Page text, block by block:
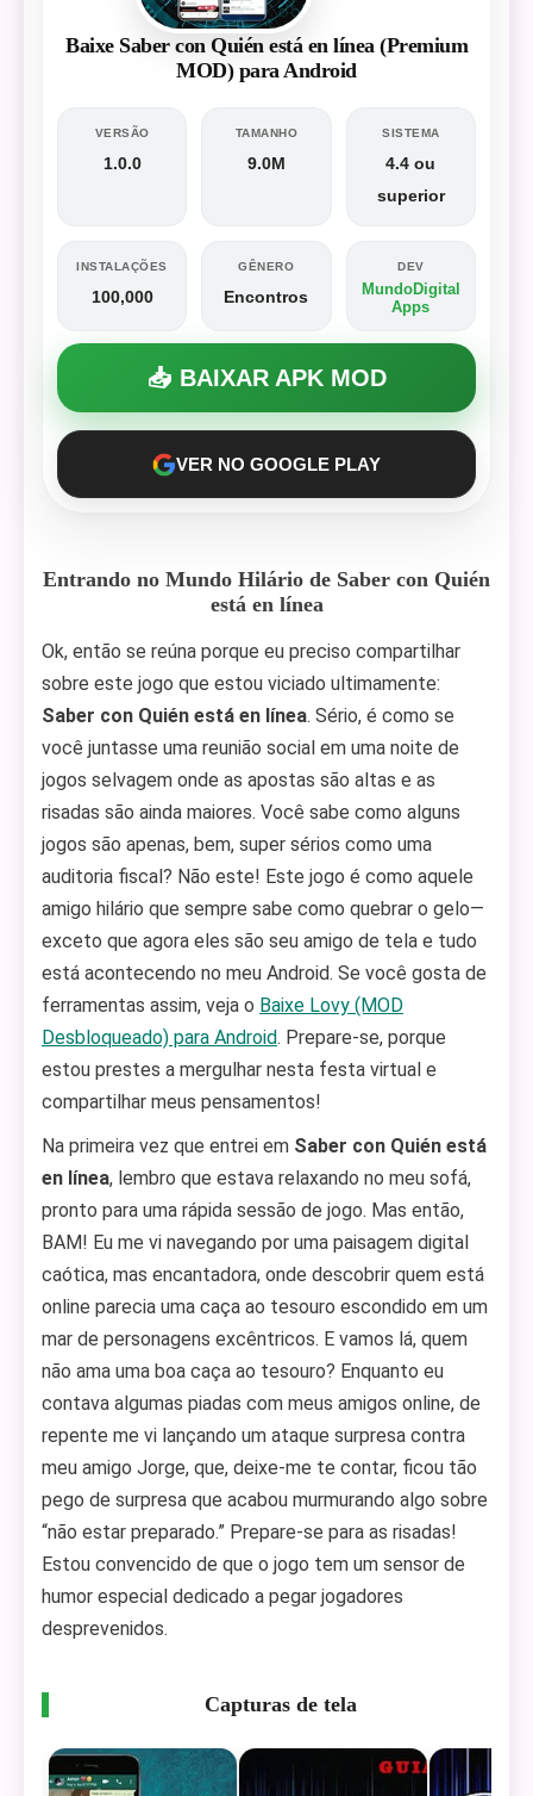
Baixe Saber con Quién está en línea (Premium
MOD) para Android
VERSÃO
1.0.0
TAMANHO
9.0M
SISTEMA
4.4 ou
superior
INSTALAÇÕES
100,000
GÊNERO
Encontros
DEV
MundoDigital
Apps
📥 BAIXAR APK MOD
VER NO GOOGLE PLAY
Entrando no Mundo Hilário de Saber con Quién
está en línea
Ok, então se reúna porque eu preciso compartilhar
sobre este jogo que estou viciado ultimamente:
Saber con Quién está en línea. Sério, é como se
você juntasse uma reunião social em uma noite de
jogos selvagem onde as apostas são altas e as
risadas são ainda maiores. Você sabe como alguns
jogos são apenas, bem, super sérios como uma
auditoria fiscal? Não este! Este jogo é como aquele
amigo hilário que sempre sabe como quebrar o gelo—
exceto que agora eles são seu amigo de tela e tudo
está acontecendo no meu Android. Se você gosta de
ferramentas assim, veja o Baixe Lovy (MOD
Desbloqueado) para Android. Prepare-se, porque
estou prestes a mergulhar nesta festa virtual e
compartilhar meus pensamentos!
Na primeira vez que entrei em Saber con Quién está
en línea, lembro que estava relaxando no meu sofá,
pronto para uma rápida sessão de jogo. Mas então,
BAM! Eu me vi navegando por uma paisagem digital
caótica, mas encantadora, onde descobrir quem está
online parecia uma caça ao tesouro escondido em um
mar de personagens excêntricos. E vamos lá, quem
não ama uma boa caça ao tesouro? Enquanto eu
contava algumas piadas com meus amigos online, de
repente me vi lançando um ataque surpresa contra
meu amigo Jorge, que, deixe-me te contar, ficou tão
pego de surpresa que acabou murmurando algo sobre
“não estar preparado.” Prepare-se para as risadas!
Estou convencido de que o jogo tem um sensor de
humor especial dedicado a pegar jogadores
desprevenidos.
Capturas de tela